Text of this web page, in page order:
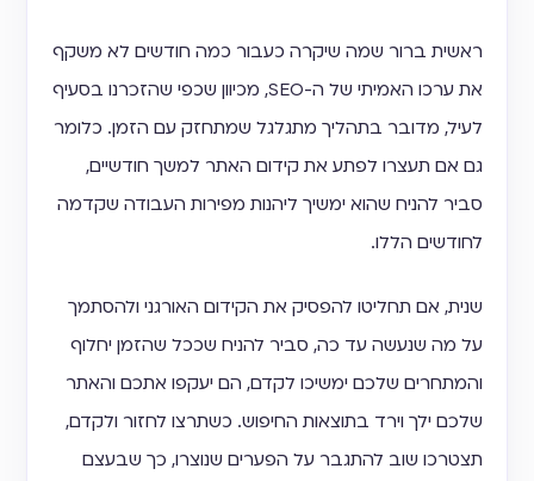
ראשית ברור שמה שיקרה כעבור כמה חודשים לא משקף
את ערכו האמיתי של ה-SEO, מכיוון שכפי שהזכרנו בסעיף
לעיל, מדובר בתהליך מתגלגל שמתחזק עם הזמן. כלומר
גם אם תעצרו לפתע את קידום האתר למשך חודשיים,
סביר להניח שהוא ימשיך ליהנות מפירות העבודה שקדמה
לחודשים הללו.
שנית, אם תחליטו להפסיק את הקידום האורגני ולהסתמך
על מה שנעשה עד כה, סביר להניח שככל שהזמן יחלוף
והמתחרים שלכם ימשיכו לקדם, הם יעקפו אתכם והאתר
שלכם ילך וירד בתוצאות החיפוש. כשתרצו לחזור ולקדם,
תצטרכו שוב להתגבר על הפערים שנוצרו, כך שבעצם